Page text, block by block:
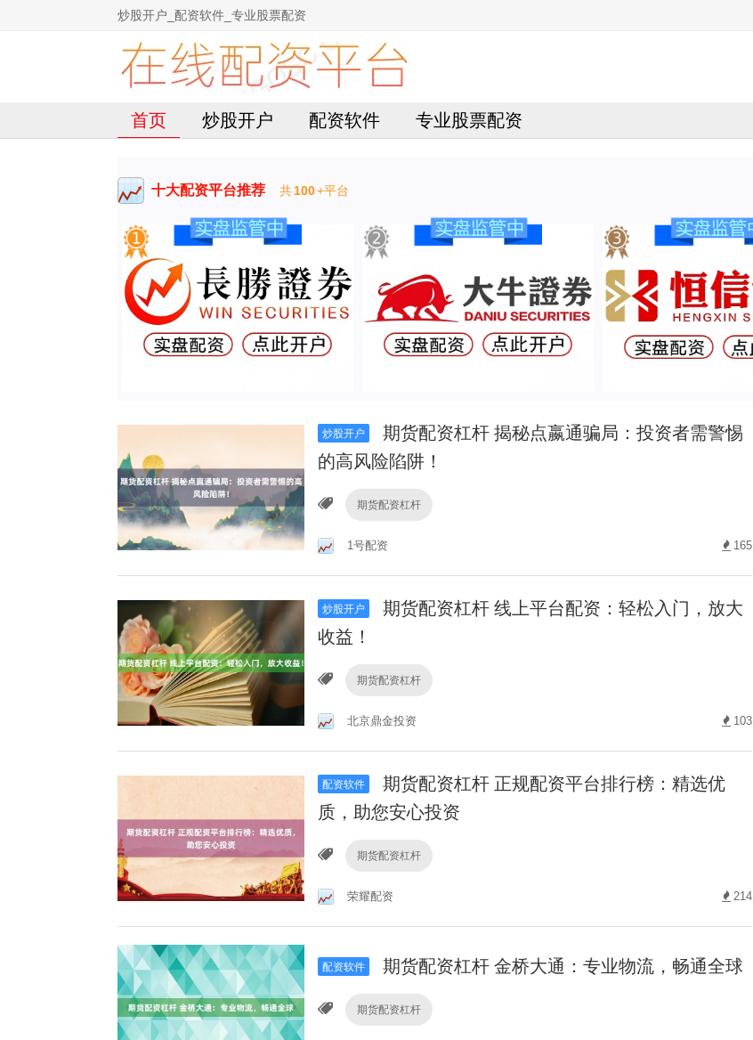
炒股开户_配资软件_专业股票配资
首页 炒股开户 配资软件 专业股票配资
十大配资平台推荐 共100+平台
炒股开户
期货配资杠杆 揭秘点嬴通骗局：投资者需警惕
的高风险陷阱！
期货配资杠杆
1号配资 165
炒股开户
期货配资杠杆 线上平台配资：轻松入门，放大
收益！
期货配资杠杆
北京鼎金投资 103
配资软件
期货配资杠杆 正规配资平台排行榜：精选优
质，助您安心投资
期货配资杠杆
荣耀配资 214
配资软件 期货配资杠杆 金桥大通：专业物流，畅通全球
期货配资杠杆